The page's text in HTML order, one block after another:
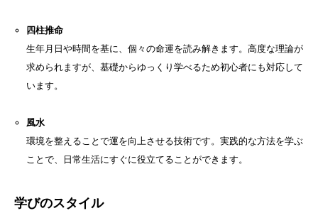
四柱推命
生年月日や時間を基に、個々の命運を読み解きます。高度な理論が
求められますが、基礎からゆっくり学べるため初心者にも対応して
います。
風水
環境を整えることで運を向上させる技術です。実践的な方法を学ぶ
ことで、日常生活にすぐに役立てることができます。
学びのスタイル